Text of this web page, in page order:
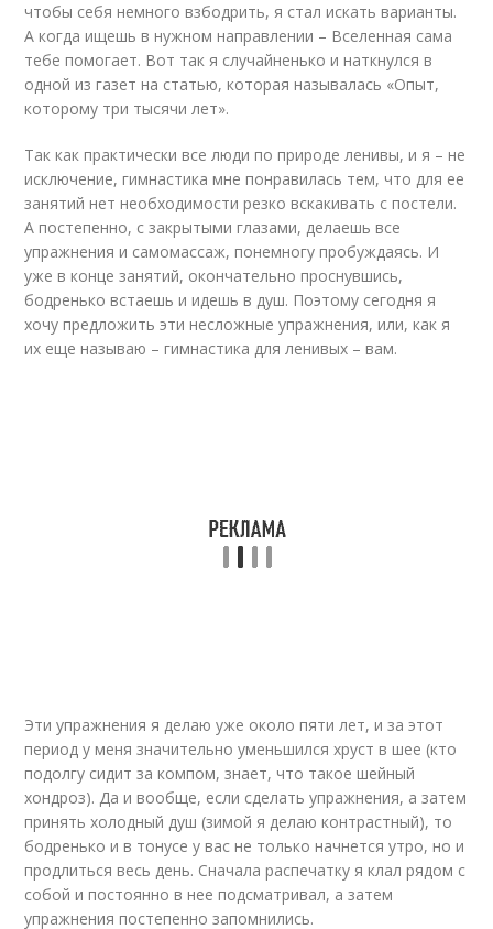
чтобы себя немного взбодрить, я стал искать варианты.
А когда ищешь в нужном направлении – Вселенная сама
тебе помогает. Вот так я случайненько и наткнулся в
одной из газет на статью, которая называлась «Опыт,
которому три тысячи лет».
Так как практически все люди по природе ленивы, и я – не
исключение, гимнастика мне понравилась тем, что для ее
занятий нет необходимости резко вскакивать с постели.
А постепенно, с закрытыми глазами, делаешь все
упражнения и самомассаж, понемногу пробуждаясь. И
уже в конце занятий, окончательно проснувшись,
бодренько встаешь и идешь в душ. Поэтому сегодня я
хочу предложить эти несложные упражнения, или, как я
их еще называю – гимнастика для ленивых – вам.
Эти упражнения я делаю уже около пяти лет, и за этот
период у меня значительно уменьшился хруст в шее (кто
подолгу сидит за компом, знает, что такое шейный
хондроз). Да и вообще, если сделать упражнения, а затем
принять холодный душ (зимой я делаю контрастный), то
бодренько и в тонусе у вас не только начнется утро, но и
продлиться весь день. Сначала распечатку я клал рядом с
собой и постоянно в нее подсматривал, а затем
упражнения постепенно запомнились.